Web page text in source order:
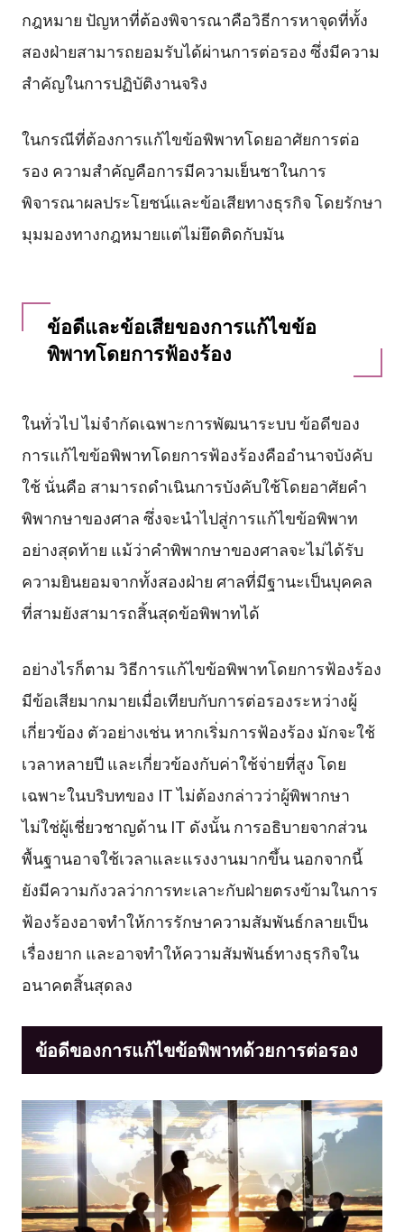
กฎหมาย ปัญหาที่ต้องพิจารณาคือวิธีการหาจุดที่ทั้ง
สองฝ่ายสามารถยอมรับได้ผ่านการต่อรอง ซึ่งมีความ
สำคัญในการปฏิบัติงานจริง
ในกรณีที่ต้องการแก้ไขข้อพิพาทโดยอาศัยการต่อ
รอง ความสำคัญคือการมีความเย็นชาในการ
พิจารณาผลประโยชน์และข้อเสียทางธุรกิจ โดยรักษา
มุมมองทางกฎหมายแต่ไม่ยึดติดกับมัน
ข้อดีและข้อเสียของการแก้ไขข้อ
พิพาทโดยการฟ้องร้อง
ในทั่วไป ไม่จำกัดเฉพาะการพัฒนาระบบ ข้อดีของ
การแก้ไขข้อพิพาทโดยการฟ้องร้องคืออำนาจบังคับ
ใช้ นั่นคือ สามารถดำเนินการบังคับใช้โดยอาศัยคำ
พิพากษาของศาล ซึ่งจะนำไปสู่การแก้ไขข้อพิพาท
อย่างสุดท้าย แม้ว่าคำพิพากษาของศาลจะไม่ได้รับ
ความยินยอมจากทั้งสองฝ่าย ศาลที่มีฐานะเป็นบุคคล
ที่สามยังสามารถสิ้นสุดข้อพิพาทได้
อย่างไรก็ตาม วิธีการแก้ไขข้อพิพาทโดยการฟ้องร้อง
มีข้อเสียมากมายเมื่อเทียบกับการต่อรองระหว่างผู้
เกี่ยวข้อง ตัวอย่างเช่น หากเริ่มการฟ้องร้อง มักจะใช้
เวลาหลายปี และเกี่ยวข้องกับค่าใช้จ่ายที่สูง โดย
เฉพาะในบริบทของ IT ไม่ต้องกล่าวว่าผู้พิพากษา
ไม่ใช่ผู้เชี่ยวชาญด้าน IT ดังนั้น การอธิบายจากส่วน
พื้นฐานอาจใช้เวลาและแรงงานมากขึ้น นอกจากนี้
ยังมีความกังวลว่าการทะเลาะกับฝ่ายตรงข้ามในการ
ฟ้องร้องอาจทำให้การรักษาความสัมพันธ์กลายเป็น
เรื่องยาก และอาจทำให้ความสัมพันธ์ทางธุรกิจใน
อนาคตสิ้นสุดลง
ข้อดีของการแก้ไขข้อพิพาทด้วยการต่อรอง